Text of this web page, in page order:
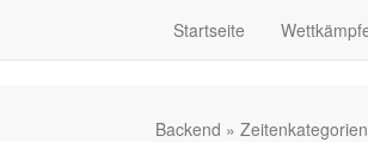
Startseite
Backend » Zeitenkategorien